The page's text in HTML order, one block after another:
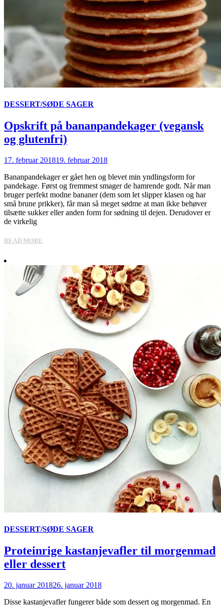
DESSERT/SØDE SAGER
Opskrift på bananpandekager (vegansk
og glutenfri)
17. februar 201819. februar 2018
Bananpandekager er gået hen og blevet min yndlingsform for
pandekage. Først og fremmest smager de hamrende godt. Når man
bruger perfekt modne bananer (dem som let slipper klasen og har
små brune prikker), får man så meget sødme at man ikke behøver
tilsætte sukker eller anden form for sødning til dejen. Derudover er
de virkelig
READ MORE
DESSERT/SØDE SAGER
Proteinrige kastanjevafler til morgenmad
eller dessert
20. januar 201826. januar 2018
Disse kastanjevafler fungerer både som dessert og morgenmad. En